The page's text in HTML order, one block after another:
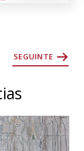
SEGUINTE